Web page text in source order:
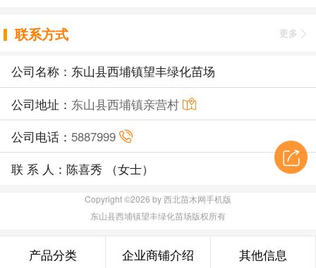
联系方式 更多
公司名称：东山县西埔镇望丰绿化苗场
公司地址： 东山县西埔镇亲营村
公司电话： 5887999
联 系 人：陈喜秀 （女士）
Copyright ©2026 by 西北苗木网手机版
东山县西埔镇望丰绿化苗场版权所有
产品分类 企业商铺介绍 其他信息